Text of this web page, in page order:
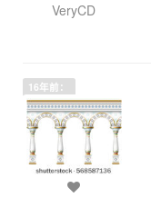
VeryCD
16年前：